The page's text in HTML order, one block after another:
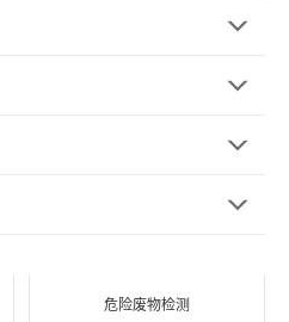
危险废物检测